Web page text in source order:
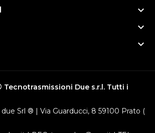
keyboard_arrow_down
keyboard_arrow_down
keyboard_arrow_down
Tecnotrasmissioni Due s.r.l. Tutti i
Srl ® | Via Guarducci, 8 59100 Prato (